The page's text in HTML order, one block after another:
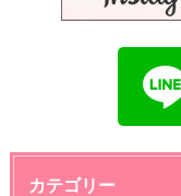
カテゴリー